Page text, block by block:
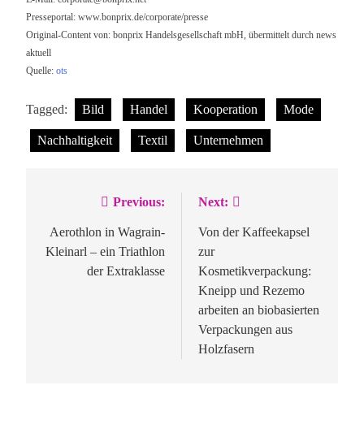
Presseportal: www.bonprix.de/corporate/presse
Original-Content von: bonprix Handelsgesellschaft mbH, übermittelt durch news
aktuell
Quelle: ots
Tagged: Bild Handel Kooperation Mode
Nachhaltigkeit Textil Unternehmen
Beitragsnavigation
Previous:
Aerothlon in Wagrain-
Kleinarl – ein Triathlon
der Extraklasse
Next:
Von der Kaffeekapsel
zur
Kosmetikverpackung:
Kneipp und Rezemo
arbeiten an biobasierten
Verpackungen aus
Holzfasern